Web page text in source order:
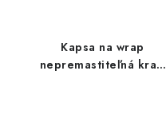
Kapsa na wrap
nepremastiteľná kraft